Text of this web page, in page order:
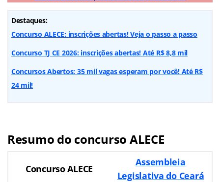
Destaques:
Concurso ALECE: inscrições abertas! Veja o passo a passo
Concurso TJ CE 2026: inscrições abertas! Até R$ 8,8 mil
Concursos Abertos: 35 mil vagas esperam por você! Até R$
24 mil!
Resumo do concurso ALECE
Concurso ALECE
Assembleia
Legislativa do Ceará